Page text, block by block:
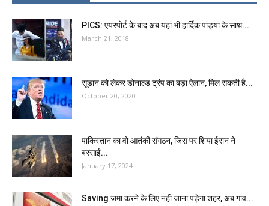
PICS: एयरपोर्ट के बाद अब यहां भी हार्दिक पांड्या के साथ...
March 21, 2018
सूडान को लेकर डोनाल्ड ट्रंप का बड़ा ऐलान, मिल सकती है...
October 20, 2020
पाकिस्तान का वो आतंकी संगठन, जिस पर शिया ईरान ने
बरसाईं...
January 17, 2024
Saving जमा करने के लिए नहीं जाना पड़ेगा शहर, अब गांव...